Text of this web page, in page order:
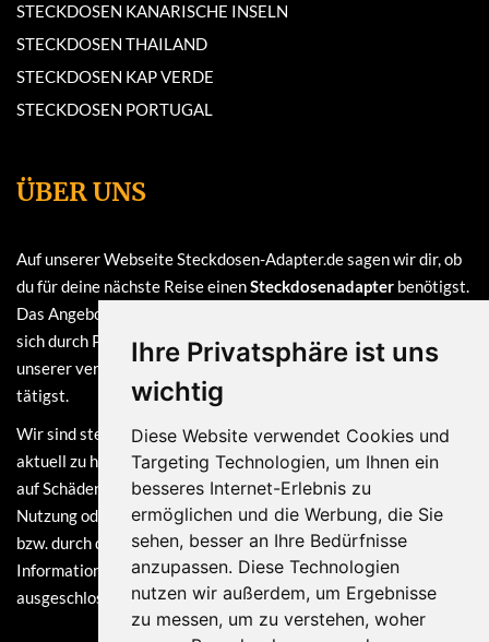
Ihre Privatsphäre ist uns
wichtig
Diese Website verwendet Cookies und
Targeting Technologien, um Ihnen ein
besseres Internet-Erlebnis zu
ermöglichen und die Werbung, die Sie
sehen, besser an Ihre Bedürfnisse
anzupassen. Diese Technologien
nutzen wir außerdem, um Ergebnisse
zu messen, um zu verstehen, woher
STECKDOSEN KANARISCHE INSELN
STECKDOSEN THAILAND
STECKDOSEN KAP VERDE
STECKDOSEN PORTUGAL
ÜBER UNS
Auf unserer Webseite Steckdosen-Adapter.de sagen wir dir, ob
du für deine nächste Reise einenSteckdosenadapter benötigst.
Das Angebot auf dieser Webseite ist
sich durch Provisionen, die wir erhalten, sofern du bei einem
unserer verlinkten Partner (z.B. Amazon) eine Bestellung
tätigst.
Wir sind stets bemüht, die Informationen auf dieser Webseite
aktuell zu halten. Dennoch sind Haftungsansprüche, welche sich
auf Schäden materieller oder ideeller Art beziehen, die durch die
Nutzung oder Nichtnutzung der dargebotenen Informationen
bzw. durch die Nutzung fehlerhafter und unvollständiger
Informationen verursacht wurden, grundsätzlich
ausgeschlossen.